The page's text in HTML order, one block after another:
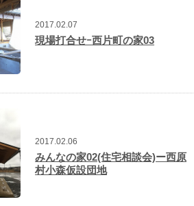
2017.02.07
現場打合せｰ西片町の家03
2017.02.06
みんなの家02(住宅相談会)ー西原
村小森仮設団地